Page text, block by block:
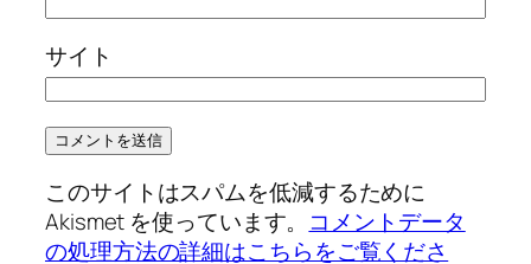
サイト
このサイトはスパムを低減するために
Akismet を使っています。 コメントデータ
の処理方法の詳細はこちらをご覧くださ